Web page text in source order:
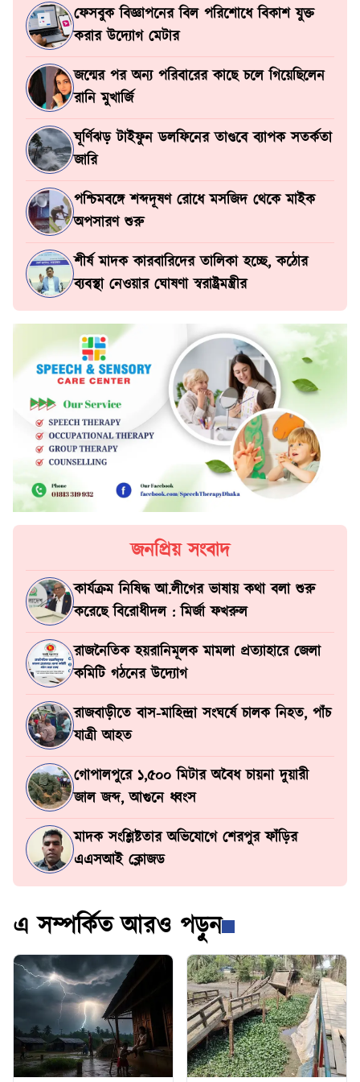
ফেসবুক বিজ্ঞাপনের বিল পরিশোধে বিকাশ যুক্ত
করার উদ্যোগ মেটার
জন্মের পর অন্য পরিবারের কাছে চলে গিয়েছিলেন
রানি মুখার্জি
ঘূর্ণিঝড় টাইফুন ডলফিনের তাণ্ডবে ব্যাপক সতর্কতা
জারি
পশ্চিমবঙ্গে শব্দদূষণ রোধে মসজিদ থেকে মাইক
অপসারণ শুরু
শীর্ষ মাদক কারবারিদের তালিকা হচ্ছে, কঠোর
ব্যবস্থা নেওয়ার ঘোষণা স্বরাষ্ট্রমন্ত্রীর
জনপ্রিয় সংবাদ
কার্যক্রম নিষিদ্ধ আ.লীগের ভাষায় কথা বলা শুরু
করেছে বিরোধীদল : মির্জা ফখরুল
রাজনৈতিক হয়রানিমূলক মামলা প্রত্যাহারে জেলা
কমিটি গঠনের উদ্যোগ
রাজবাড়ীতে বাস-মাহিন্দ্রা সংঘর্ষে চালক নিহত, পাঁচ
যাত্রী আহত
গোপালপুরে ১,৫০০ মিটার অবৈধ চায়না দুয়ারী
জাল জব্দ, আগুনে ধ্বংস
মাদক সংশ্লিষ্টতার অভিযোগে শেরপুর ফাঁড়ির
এএসআই ক্লোজড
এ সম্পর্কিত আরও পড়ুন